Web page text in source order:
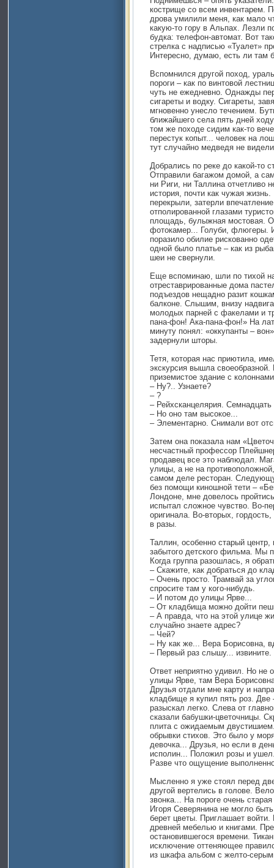
кострище со всем инвентарем.
дрова умилили меня, как мало
какую-то гору в Альпах. Лезли
будка: телефон-автомат. Вот
стрелка с надписью «Туалет»
Интересно, думаю, есть ли там
Вспомнился другой поход,
пороги – как по винтовой
чуть не ежедневно. Однажды
сигареты и водку. Сигареты,
мгновенно унесло течением.
ближайшего села пять дней
том же походе сидим как-то
перестук копыт... человек на
тут случайно медведя не
Добрались по реке до какой-то
Отправили багажом домой, а
ни Риги, ни Таллина отчетливо
история, почти как чужая
перекрыли, затерли
отполированной глазами
площадь, булыжная мостовая.
фотокамер... Голуби, флюгеры.
поразило обилие рискованно
одной было платье – как из
шеи не свернули.
Еще вспоминаю, шли по тихой
отреставрированные дома
подъездов нещадно разит
балконе. Слышим, внизу
молодых парней с факелами и
пана-фон! Ака-пана-фон!» На
минуту понял: «оккупанты –
задернули шторы.
Тетя, которая нас приютила,
экскурсия вышла
приземистое здание с
– Ну?.. Узнаете?
– ?
– Рейхсканцелярия.
– Но оно там высокое...
– Элементарно. Снимали вот
Затем она показала нам
несчастный профессор
продавец все это наблюдал.
улицы, а не на
самом деле ресторан.
без помощи киношной тети –
Лондоне, мне довелось
испытал сложное чувство. Во-
оригинала. Во-вторых,
в разы.
Таллин, особенно старый
забытого детского фильма. Мы
Когда группа разошлась, я
– Скажите, как добраться до
– Очень просто. Трамвай за
спросите там у кого-нибудь.
– И потом до улицы Ярве...
– От кладбища можно дойти
– А правда, что на этой улице
случайно знаете адрес?
– Чей?
– Ну как же... Вера Борисовна,
– Первый раз слышу... извините.
Ответ неприятно удивил. Но не
улицы Ярве, там Вера
Друзья отдали мне карту и
кладбище я купил пять роз.
разыскал легко. Слева от
сказали бабушки-цветочницы.
плита с ожидаемым
обрывки стихов. Это было у
девочка... Друзья, но если в
исполин... Положил розы и
Разве что ощущение
Мысленно я уже стоял перед
другой вертелись в голове.
звонка... На пороге очень
Игоря Северянина не могло
берет цветы. Приглашает войти.
древней мебелью и книгами.
остановившегося времени.
исключение оттеняющее
из шкафа альбом с желто-